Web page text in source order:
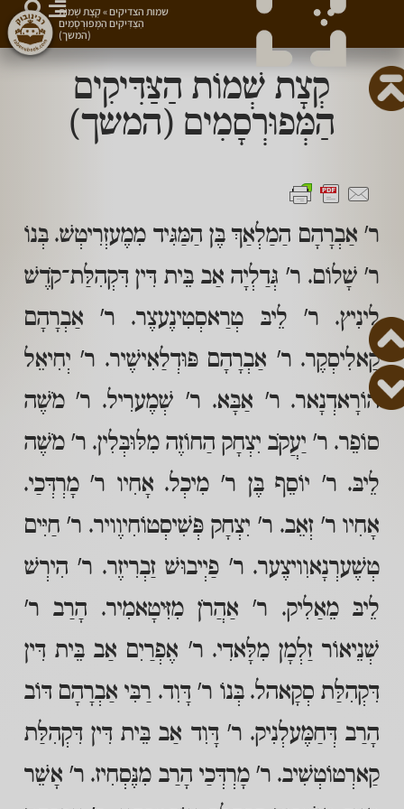
קְצָת שְׁמוֹת הַצַּדִּיקִים
הַמְּפוּרְסָמִים (המשך)
ר' אַבְרָהָם הַמַלְאַךְ בֶּן הַמַּגִּיד מִמֶעזְרִיטְשׁ. בְּנוֹ
ר' שָׁלוֹם. ר' גְּדַלְיָה אַב בֵּית דִּין דִּקְהִלַּת־קֹדֶשׁ
לִינִיץ. ר' לֵיבּ טְרַאסְטִינֶעצֶר. ר' אַבְרָהָם
קַאלִיסְקֶר. ר' אַבְרָהָם פּוּדְלַאִישֶׁיר. ר' יְחִיאֵל
הוֹרָאדְנָאר. ר' אַבָּא. ר' שְׁמֶערִיל. ר' מֹשֶׁה
סוֹפֵר. ר' יַעֲקֹב יִצְחָק הַחוֹזֶה מִלּוּבְּלִין. ר' מֹשֶׁה
לֵיבּ. ר' יוֹסֵף בֶּן ר' מִיכְל. אָחִיו ר' מָרְדְּכַי.
אָחִיו ר' זְאֵב. ר' יִצְחָק פְּשִׁיסְטוֹחִיוֶויר. ר' חַיִּים
טְשֶׁערְנָאוִויצֶער. ר' פַיְיבוּשׁ זַבְרִיזֶר. ר' הִירְשׁ
לֵיבּ מֵאַלִיק. ר' אַהֲרֹן מִזִּיטָאמִיר. הָרַב ר'
שְׁנֵיאוֹר זַלְמָן מִלָּאדִי. ר' אֶפְרַיִם אַב בֵּית דִּין
דִּקְהִלַּת סְקָאהל. בְּנוֹ ר' דָּוִד. רַבִּי אַבְרָהָם דּוֹב
הָרַב דְּחַמֶּעלְנִיק. ר' דָּוִד אַב בֵּית דִּין דִּקְהִלַּת
קַארְטוֹטְשִׁיב. ר' מָרְדְּכַי הָרַב מִנֶּסְחִיז. ר' אָשֵׁר
שמות הצדיקים»קְצָת שְׁמוֹת
הַצַּדִּיקִים הַמְּפוּרְסָמִים
(המשך)